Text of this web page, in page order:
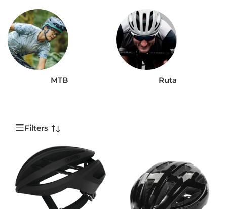
MTB Ruta
Filters